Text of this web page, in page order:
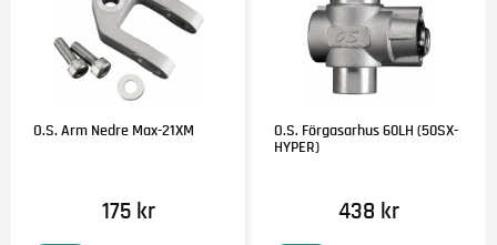
O.S. Arm Nedre Max-21XM
175 kr
O.S. Förgasarhus 60LH (50SX-
HYPER)
438 kr